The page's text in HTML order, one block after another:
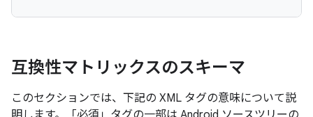
互換性マトリックスのスキーマ
このセクションでは、下記の XML タグの意味について説